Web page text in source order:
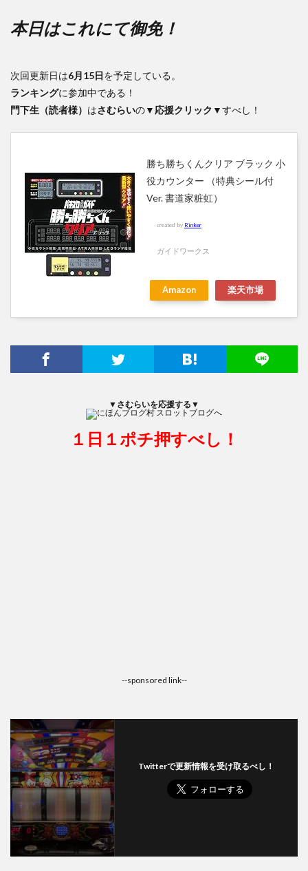
本日はこれにて御免！
次回更新日は6月15日を予定している。
ランキングに参加中である！
門下生（読者様） はさむらいの▼応援クリック▼すべし！
勝ち勝ちくんクリア ブラック 小
役カウンター （特典シール付
Ver. 書道家粧虹）
created by Rinker
ガイドワークス
Amazon 楽天市場
▼さむらいを応援する▼
１日１ポチ押すべし！
--sponsored link--
Twitterで更新情報を受け取るべし！